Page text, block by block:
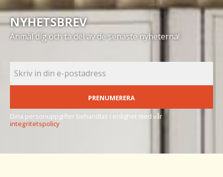
NYHETSBREV
Anmäl dig och ta del av de senaste nyheterna!
PRENUMERERA
Dina personuppgifter behandlas i enlighet med vår
integritetspolicy.